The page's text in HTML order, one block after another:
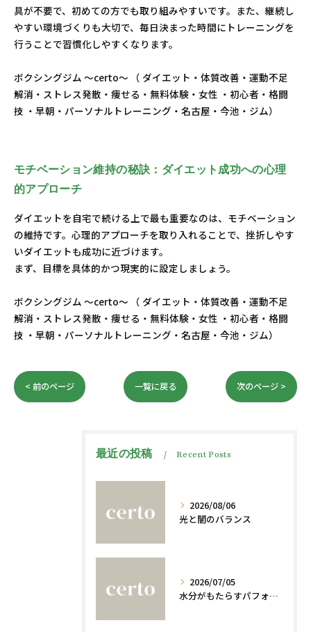
具が不要で、初めての方でも取り組みやすいです。また、継続し
やすい環境づくりも大切で、毎日決まった時間にトレーニングを
行うことで習慣化しやすくなります。
ボクシングジム ～certo～ （ ダイエット・体質改善・運動不足
解消・ストレス発散・痩せる・無料体験・女性 ・初心者・格闘
技 ・早朝・パーソナルトレーニング・名古屋・今池・ジム）
モチベーション維持の秘訣：ダイエット成功への心理
的アプローチ
ダイエットを自宅で続ける上で最も重要なのは、モチベーション
の維持です。心理的アプローチを取り入れることで、挫折しやす
いダイエットも成功に近づけます。
まず、目標を具体的かつ現実的に設定しましょう。
ボクシングジム ～certo～ （ ダイエット・体質改善・運動不足
解消・ストレス発散・痩せる・無料体験・女性 ・初心者・格闘
技 ・早朝・パーソナルトレーニング・名古屋・今池・ジム）
< 前のページ 一覧に戻る 次のページ >
最近の投稿 Recent Posts
2026/08/06
光と闇のバランス
2026/07/05
水分がもたらすパフォーマンスへの影響